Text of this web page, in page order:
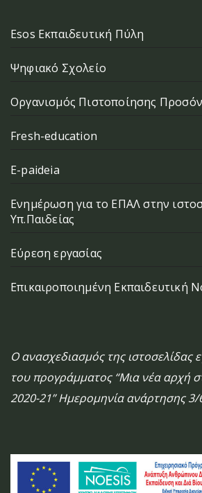
Esos Εκπαιδευτική Πύλη
Ψηφιακό Σχολείο
Οργανισμός Πιστοποίησης
Fresh-education
E-paideia
Ενημέρωση για το ΕΠΑΛ στην
Υπ.Παιδείας
Εύρεση εργασίας
Επικαιροποιημένη Εκπαιδευτική
Ο ανασχεδιασμός της ιστοσελίδας
του προγράμματος “Μια νέα αρχή
2020-21” Ημερομηνία ανάρτησης